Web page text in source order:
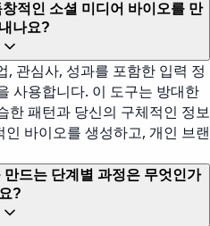
적인 소셜 미디어 바이오를 만
나요?
관심사, 성과를 포함한 입력 정
사용합니다. 이 도구는 방대한
한 패턴과 당신의 구체적인 정보
바이오를 생성하고, 개인 브랜
드는 단계별 과정은 무엇인가
요?